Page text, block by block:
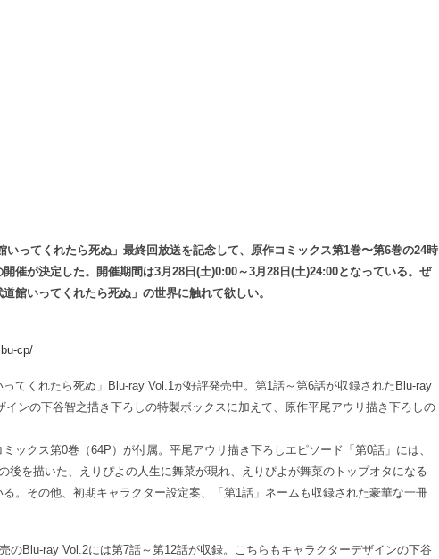
いってくれたら死ぬ」最終回放送を記念して、原作コミックス第1巻〜第6巻の24時
催が決定した。開催期間は3月28日(土)0:00～3月28日(土)24:00となっている。ぜ
館いってくれたら死ぬ」の世界に触れて欲しい。
cp/
てくれたら死ぬ」Blu-ray Vol.1が好評発売中。第1話～第6話が収録されたBlu-ray
インの下谷智之描き下ろしの特製ボックスに加えて、原作平尾アウリ描き下ろしの
ックス第0巻（64P）が付属。平尾アウリ描き下ろしエピソード「第0話」には、
後を描いた、えりぴよの人生に舞菜が現れ、えりぴよが舞菜のトップオタになる
。その他、初期キャラクター設定案、「第1話」ネームも収録された豪華な一冊
のBlu-ray Vol.2には第7話～第12話が収録。こちらもキャラクターデザインの下谷